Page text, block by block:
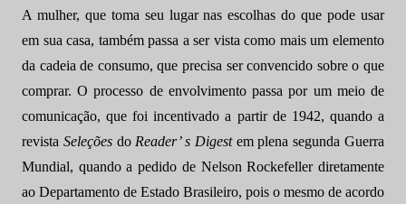
A mulher, que toma seu lugar nas escolhas do que pode usar
em sua casa, também passa a ser vista como mais um elemento
da cadeia de consumo, que precisa ser convencido sobre o que
comprar. O processo de envolvimento passa por um meio de
comunicação, que foi incentivado a partir de 1942, quando a
revista Seleções do Reader’ s Digestem plena segunda Guerra
Mundial, quando a pedido de Nelson Rockefeller diretamente
ao Departamento de Estado Brasileiro, pois o mesmo de acordo